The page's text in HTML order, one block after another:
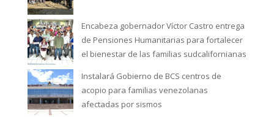
Encabeza gobernador Víctor Castro entrega
de Pensiones Humanitarias para fortalecer
el bienestar de las familias sudcalifornianas
Instalará Gobierno de BCS centros de
acopio para familias venezolanas
afectadas por sismos